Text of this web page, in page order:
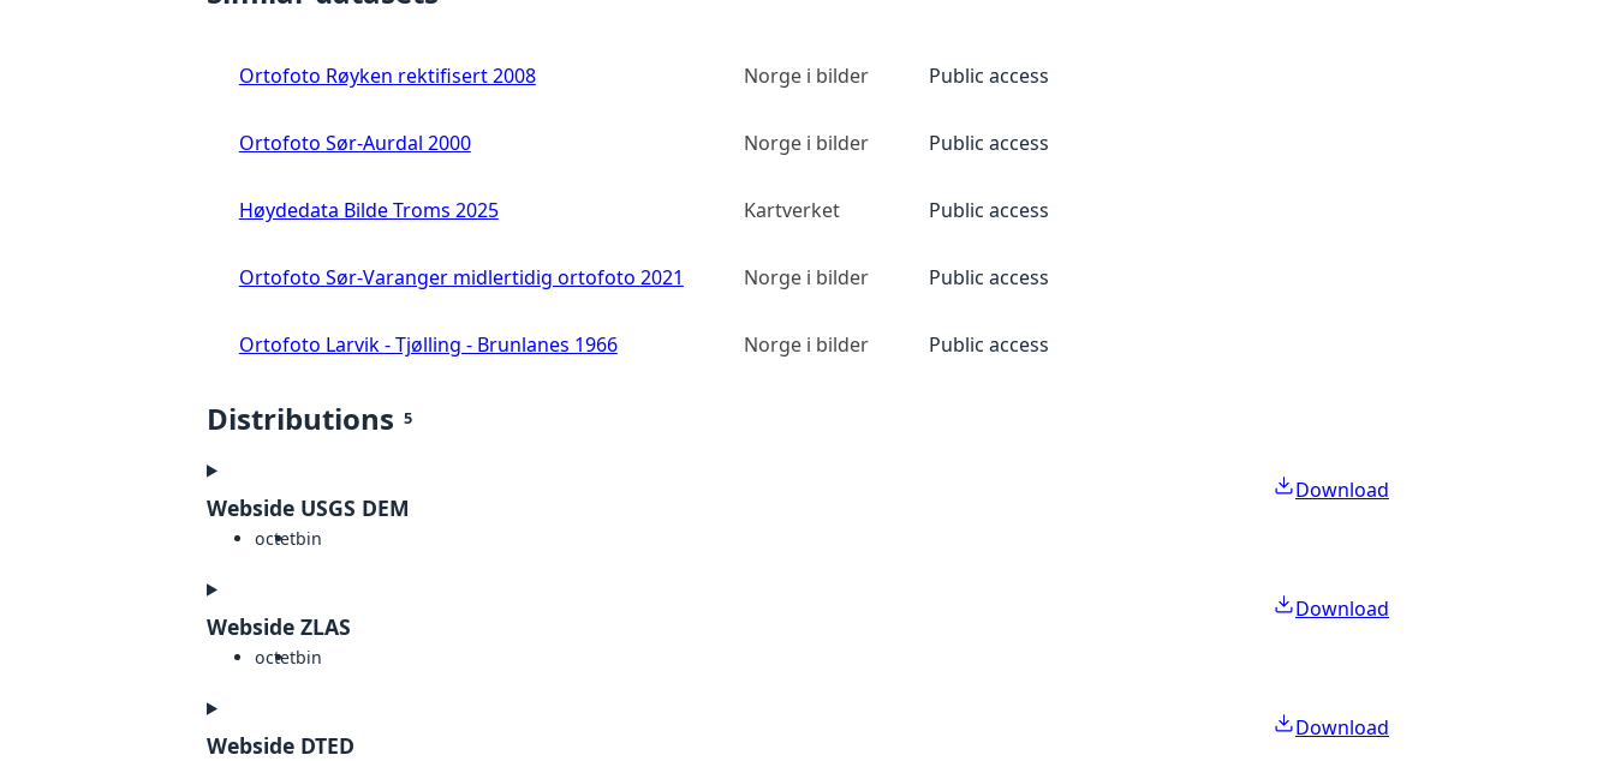
Ortofoto Røyken rektifisert 2008 Norge i bilder Public access
Ortofoto Sør-Aurdal 2000 Norge i bilder Public access
Høydedata Bilde Troms 2025 Kartverket Public access
Ortofoto Sør-Varanger midlertidig ortofoto 2021 Norge i bilder Public access
Ortofoto Larvik - Tjølling - Brunlanes 1966 Norge i bilder Public access
Distributions 5
Webside USGS DEM
octetbin
Download
Webside ZLAS
octetbin
Download
Webside DTED
Download